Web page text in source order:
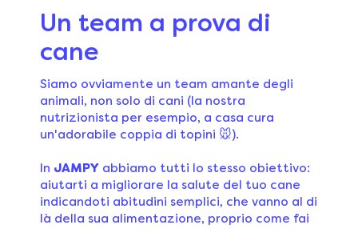
Un team a prova di
cane
Siamo ovviamente un team amante degli
animali, non solo di cani (la nostra
nutrizionista per esempio, a casa cura
un'adorabile coppia di topini 🐭).
In JAMPY abbiamo tutti lo stesso obiettivo:
aiutarti a migliorare la salute del tuo cane
indicandoti abitudini semplici, che vanno al di
là della sua alimentazione, proprio come fai